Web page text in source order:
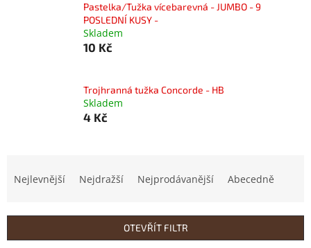
Pastelka/Tužka vícebarevná - JUMBO - 9
POSLEDNÍ KUSY -
Skladem
10 Kč
Trojhranná tužka Concorde - HB
Skladem
4 Kč
í
Nejlevnější Nejdražší Nejprodávanější Abecedně
OTEVŘÍT FILTR